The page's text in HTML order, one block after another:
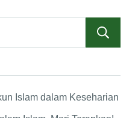
Islam dalam Keseharian